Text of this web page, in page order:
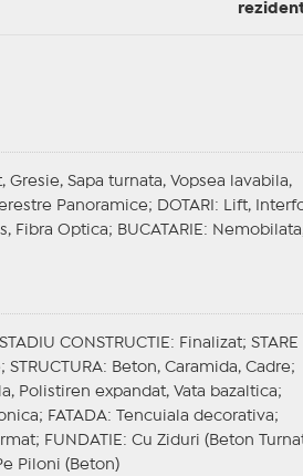
Gresie, Sapa turnata, Vopsea lavabila,
Panoramice;
DOTARI : Lift,
Fibra Optica; BUCATARIE :
STADIU CONSTRUCTIE : Finalizat; STARE
STRUCTURA: Beton, Caramida, Cadre;
Polistiren expandat, Vata bazaltica;
FATADA: Tencuiala decorativa;
FUNDATIE : Cu Ziduri (Beton
Piloni (Beton)